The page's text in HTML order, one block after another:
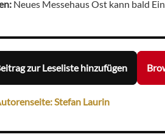
Neues Messehaus Ost kann bald
zur Leseliste hinzufügen
Stefan Laurin